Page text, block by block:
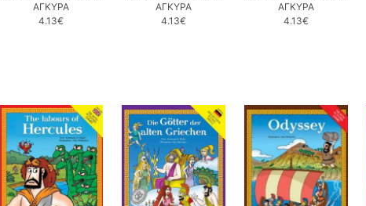
ΑΓΚΥΡΑ
4.13€
ΑΓΚΥΡΑ
4.13€
ΑΓΚΥΡΑ
4.13€